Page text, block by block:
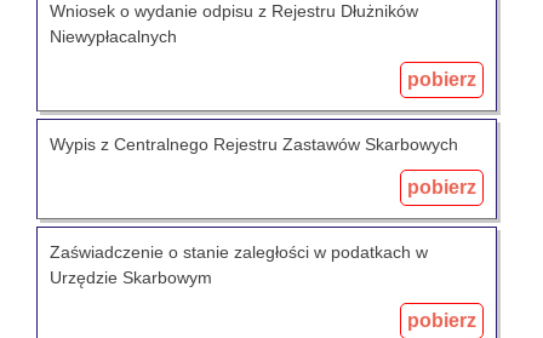
Wniosek o wydanie odpisu z Rejestru Dłużników
Niewypłacalnych
pobierz
Wypis z Centralnego Rejestru Zastawów Skarbowych
pobierz
Zaświadczenie o stanie zaległości w podatkach w
Urzędzie Skarbowym
pobierz